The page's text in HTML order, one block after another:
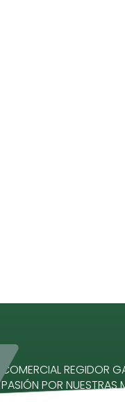
COMERCIAL REGIDOR
PASIÓN POR NUESTRAS